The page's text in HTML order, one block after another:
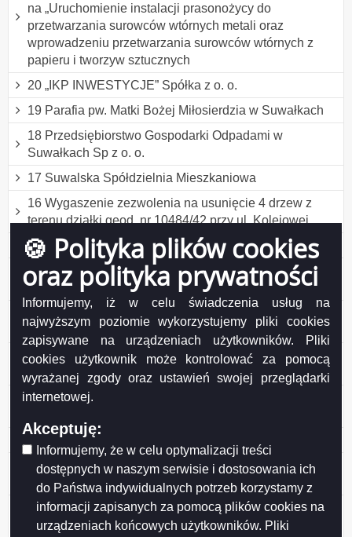
🍪 Polityka plików cookies
oraz polityka prywatności
Informujemy, iż w celu świadczenia usług na
najwyższym poziomie wykorzystujemy pliki cookies
zapisywane na urządzeniach użytkowników. Pliki
cookies użytkownik może kontrolować za pomocą
wyrażanej zgody oraz ustawień swojej przeglądarki
internetowej.
Akceptuję:
Informujemy, że w celu optymalizacji treści
dostępnych w naszym serwisie i dostosowania ich
do Państwa indywidualnych potrzeb korzystamy z
informacji zapisanych za pomocą plików cookies na
urządzeniach końcowych użytkowników. Pliki
na „Uruchomienie instalacji prasonożycy do
przetwarzania surowców wtórnych metali oraz
wprowadzeniu przetwarzania surowców wtórnych z
papieru i tworzyw sztucznych
20 „IKP INWESTYCJE” Spółka z o. o.
19 Parafia pw. Matki Bożej Miłosierdzia w Suwałkach
18 Przedsiębiorstwo Gospodarki Odpadami w
Suwałkach Sp z o. o.
17 Suwalska Spółdzielnia Mieszkaniowa
16 Wygaszenie zezwolenia na usunięcie 4 drzew z
terenu działki geod. nr 10484/42 przy ul. Kolejowej
15 Osoby prywatne
14 Zmiana pozwolenia na wytwarzanie odpadów przez
„DBK” Sp. z o. o.
13 Zezwolenie na wycięcie drzew z terenu działki
geod. nr 33448
13 Zezwolenie na wycięcie drzew z terenu działki
geod. nr 33448
12 Zezwolenie na wycięcie drzew z terenu działki
11 Zarząd Dróg i Zieleni w Suwałkach
49 Polski Związek Działkowców Rodzinny Ogród
Działkowy im. Jaćwingów w Suwałkach
9 Zezwolenie na usunięcie drzewa z terenu działki
geod. nr 24588/5 przy ul. Sejneńskiej